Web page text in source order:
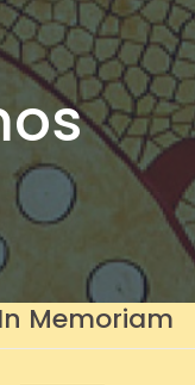
In Memoriam